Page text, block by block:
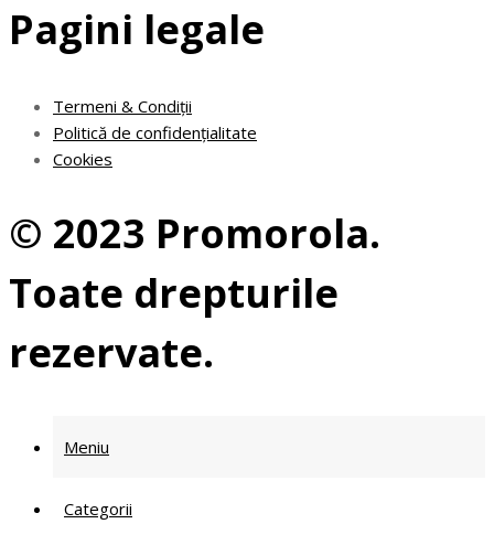
Pagini legale
Termeni & Condiții
Politică de confidențialitate
Cookies
© 2023 Promorola.
Toate drepturile
rezervate.
Meniu
Categorii